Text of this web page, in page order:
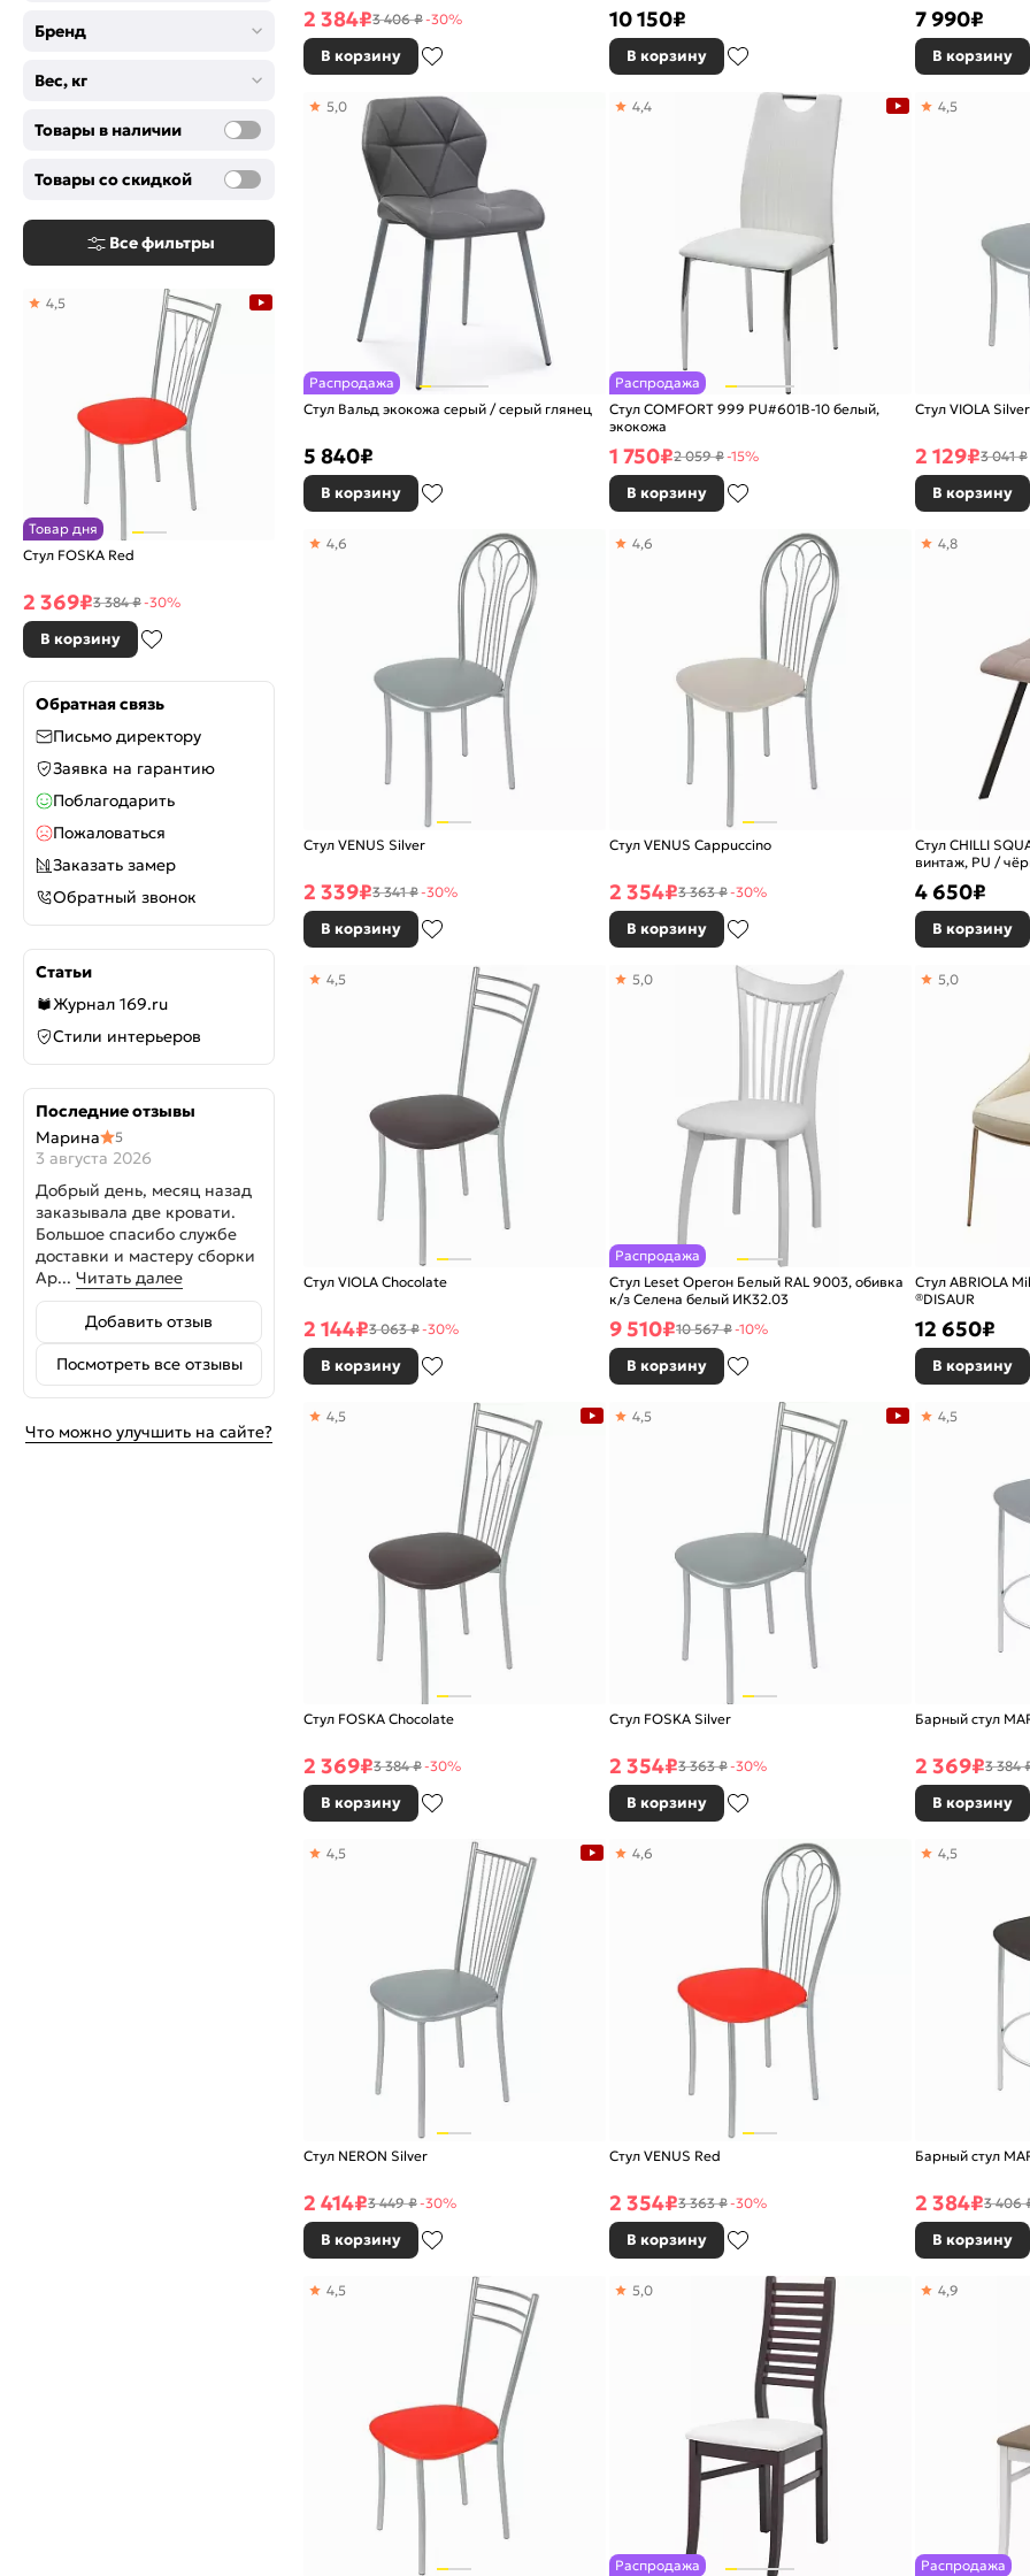
Бренд
Вес, кг
Товары в наличии
Товары со скидкой
Все фильтры
Товар дня
Стул FOSKA Red
4,5
2 369₽3 384 ₽-30%
В корзину
Обратная связь
Письмо директору
Заявка на гарантию
Поблагодарить
Пожаловаться
Заказать замер
Обратный звонок
Статьи
Журнал 169.ru
Стили интерьеров
Последние отзывы
Марина
5
3 августа 2026
Добрый день, месяц назад
заказывала две кровати.
Большое спасибо службе
доставки и мастеру сборки
Ар... Читать далее
Добавить отзыв
Посмотреть все отзывы
Что можно улучшить на сайте?
2 384₽3 406 ₽-30%
В корзину
10 150₽
В корзину
7 990₽
В корзину
Распродажа
Стул Вальд экокожа серый / серый глянец
5,0
5 840₽
В корзину
Распродажа
Стул COMFORT 999 PU#601B-10 белый,
экокожа
4,4
1 750₽2 059 ₽-15%
В корзину
Стул VIOLA Silver
4,5
2 129₽3 041 ₽
В корзину
Стул VENUS Silver
4,6
2 339₽3 341 ₽-30%
В корзину
Стул VENUS Cappuccino
4,6
2 354₽3 363 ₽-30%
В корзину
Стул CHILLI
винтаж, PU /
4,8
4 650₽
В корзину
Стул VIOLA Chocolate
4,5
2 144₽3 063 ₽-30%
В корзину
Распродажа
Стул Leset Орегон Белый RAL 9003, обивка
к/з Селена белый ИК32.03
5,0
9 510₽10 567 ₽-10%
В корзину
Стул ABRIOLA
®DISAUR
5,0
12 650₽
В корзину
Стул FOSKA Chocolate
4,5
2 369₽3 384 ₽-30%
В корзину
Стул FOSKA Silver
4,5
2 354₽3 363 ₽-30%
В корзину
Барный стул
4,5
2 369₽3 384
В корзину
Стул NERON Silver
4,5
2 414₽3 449 ₽-30%
В корзину
Стул VENUS Red
4,6
2 354₽3 363 ₽-30%
В корзину
Барный стул
4,5
2 384₽3 406
В корзину
4,5
Распродажа
5,0
Распродажа
4,9